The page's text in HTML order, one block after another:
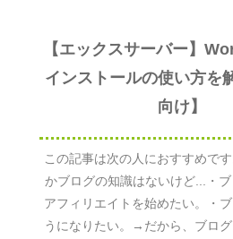
【エックスサーバー】
インストールの使い方を
向け】
この記事は次の人におすすめで
かブログの知識はないけど...・
アフィリエイトを始めたい。・
うになりたい。→だから、ブロ